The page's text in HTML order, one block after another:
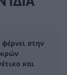
στην
και